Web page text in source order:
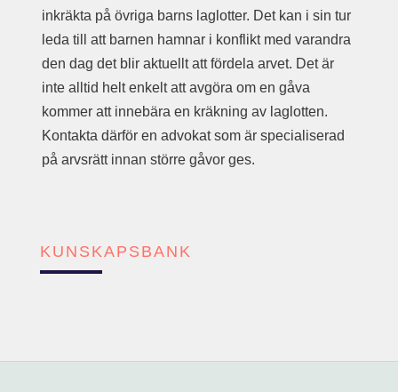
inkräkta på övriga barns laglotter. Det kan i sin tur
leda till att barnen hamnar i konflikt med varandra
den dag det blir aktuellt att fördela arvet. Det är
inte alltid helt enkelt att avgöra om en gåva
kommer att innebära en kräkning av laglotten.
Kontakta därför en advokat som är specialiserad
på arvsrätt innan större gåvor ges.
KUNSKAPSBANK